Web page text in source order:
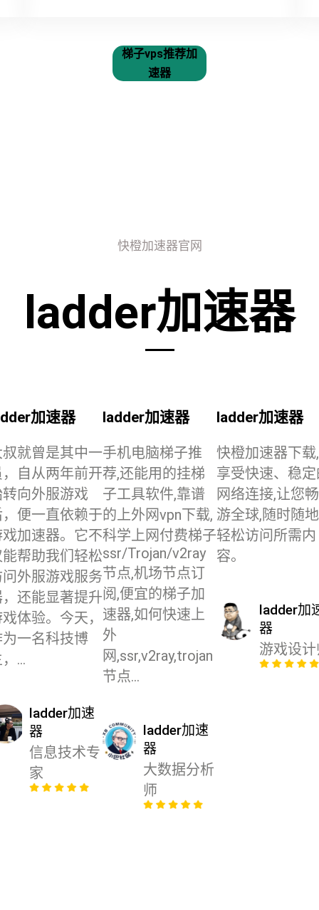
梯子vps推荐加
速器
快橙加速器官网
ladder加速器
加速器
就曾是其中一
自从两年前开
向外服游戏
便一直依赖于
加速器。它不
帮助我们轻松
外服游戏服务
还能显著提升
体验。今天，
一名科技博
...
ladder加速
器
信息技术专
家
ladder加速器
手机电脑梯子推
荐,还能用的挂梯
子工具软件,靠谱
的上外网vpn下载,
科学上网付费梯子
ssr/Trojan/v2ray
节点,机场节点订
阅,便宜的梯子加
速器,如何快速上
外
网,ssr,v2ray,trojan
节点...
ladder加速
器
大数据分析
师
ladder加速器
快橙加速器下载,
享受快速、稳
网络连接,让您畅
游全球,随时随地
轻松访问所需内
容。
ladder加
器
游戏设